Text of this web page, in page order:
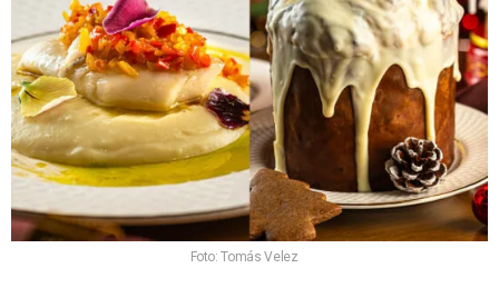
Foto: Tomás Velez